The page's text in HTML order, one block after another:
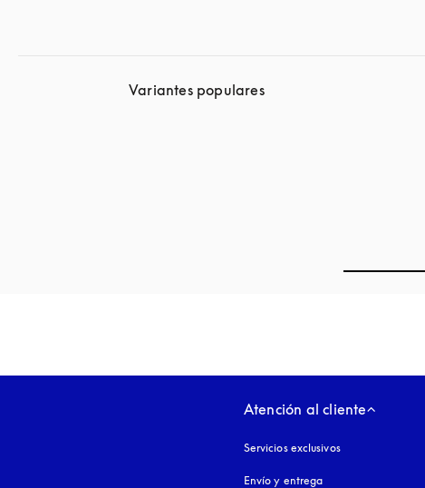
Variantes populares
Atención al cliente
Servicios exclusivos
Envío y entrega